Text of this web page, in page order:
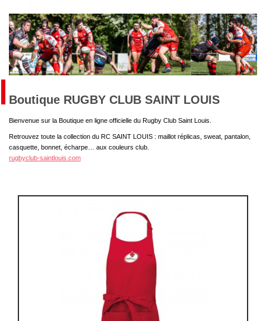
Boutique RUGBY CLUB SAINT LOUIS
Bienvenue sur la Boutique en ligne officielle du Rugby Club Saint Louis.
Retrouvez toute la collection du RC SAINT LOUIS : maillot réplicas, sweat, pantalon,
casquette, bonnet, écharpe… aux couleurs club.
rugbyclub-saintlouis.com